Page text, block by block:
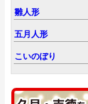
雛人形
五月人形
こいのぼり